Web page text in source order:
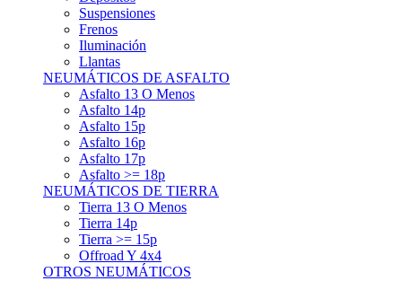
Suspensiones
Frenos
Iluminación
Llantas
NEUMÁTICOS DE ASFALTO
Asfalto 13 O Menos
Asfalto 14p
Asfalto 15p
Asfalto 16p
Asfalto 17p
Asfalto >= 18p
NEUMÁTICOS DE TIERRA
Tierra 13 O Menos
Tierra 14p
Tierra >= 15p
Offroad Y 4x4
OTROS NEUMÁTICOS